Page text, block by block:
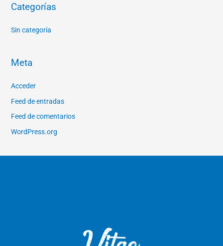
Categorías
Sin categoría
Meta
Acceder
Feed de entradas
Feed de comentarios
WordPress.org